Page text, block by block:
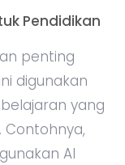
Pendidikan
penting
digunakan
yang
Contohnya,
AI